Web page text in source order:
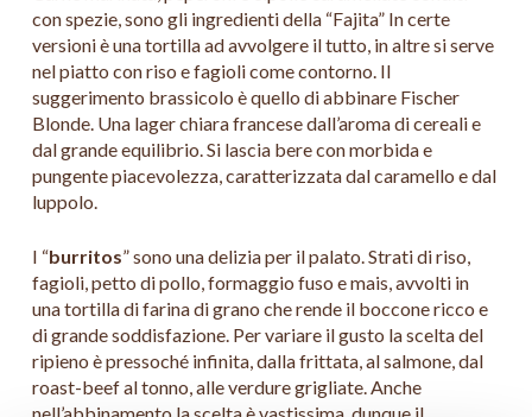
con spezie, sono gli ingredienti della “Fajita” In certe
versioni è una tortilla ad avvolgere il tutto, in altre si serve
nel piatto con riso e fagioli come contorno. Il
suggerimento brassicolo è quello di abbinare Fischer
Blonde. Una lager chiara francese dall’aroma di cereali e
dal grande equilibrio. Si lascia bere con morbida e
pungente piacevolezza, caratterizzata dal caramello e dal
luppolo.
I “burritos” sono una delizia per il palato. Strati di riso,
fagioli, petto di pollo, formaggio fuso e mais, avvolti in
una tortilla di farina di grano che rende il boccone ricco e
di grande soddisfazione. Per variare il gusto la scelta del
ripieno è pressoché infinita, dalla frittata, al salmone, dal
roast-beef al tonno, alle verdure grigliate. Anche